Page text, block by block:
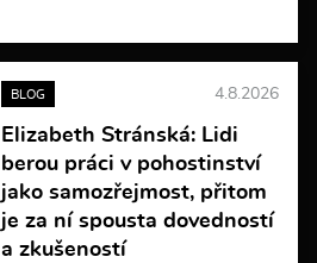
e
i
f
o
r
a
c
BLOG 4.8.2026
Elizabeth Stránská: Lidi
berou práci v pohostinství
jako samozřejmost, přitom
je za ní spousta dovedností
a zkušeností